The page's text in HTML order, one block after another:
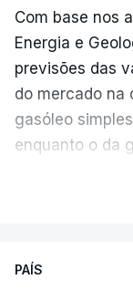
Com base nos
Energia e
previsões das
do mercado na
gasóleo
enquanto o da
evolução das
PAÍS